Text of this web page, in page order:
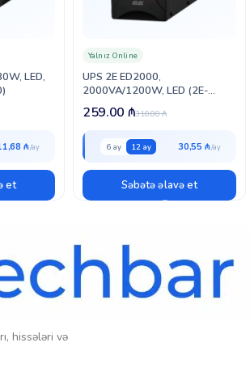
daşıma tutacağı sayəsində onu hər yerə
LED,
₼
et
UPS 2E ED2000,
2000VA/1200W, LED (2E-
ED2000)
Yalnız Online
310.80₼
259.00 ₼
6 ay 12 ay 30,55 ₼
Səbətə əlavə et
hissələri və